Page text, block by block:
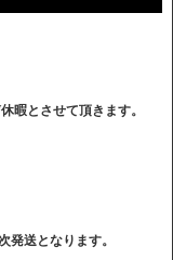
休暇とさせて頂きます。
発送となります。